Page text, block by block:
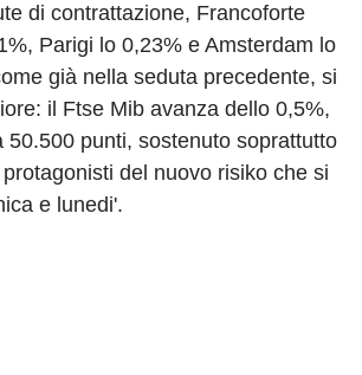
di contrattazione, Francoforte
Parigi lo 0,23% e Amsterdam lo
già nella seduta precedente, si
il Ftse Mib avanza dello 0,5%,
50.500 punti, sostenuto soprattutto
del nuovo risiko che si
e lunedi'.